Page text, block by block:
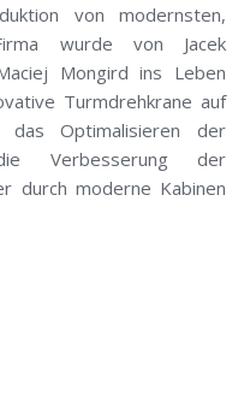
von modernsten,
wurde von Jacek
Mongird ins Leben
Turmdrehkrane auf
das Optimalisieren der
Verbesserung der
durch moderne Kabinen